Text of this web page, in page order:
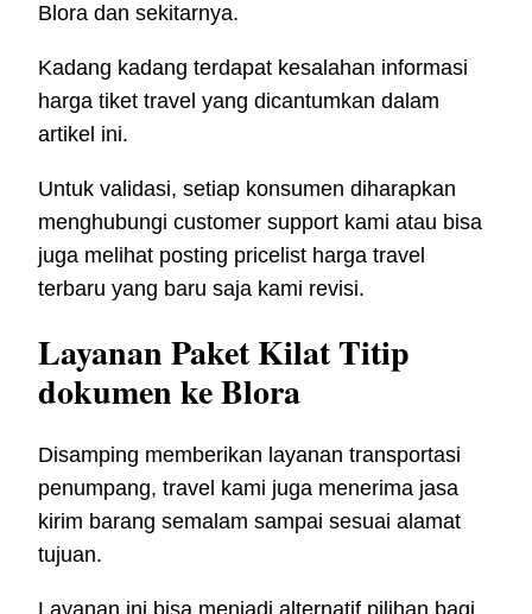
Blora dan sekitarnya.
Kadang kadang terdapat kesalahan informasi
harga tiket travel yang dicantumkan dalam
artikel ini.
Untuk validasi, setiap konsumen diharapkan
menghubungi customer support kami atau bisa
juga melihat posting pricelist harga travel
terbaru yang baru saja kami revisi.
Layanan Paket Kilat Titip
dokumen ke Blora
Disamping memberikan layanan transportasi
penumpang, travel kami juga menerima jasa
kirim barang semalam sampai sesuai alamat
tujuan.